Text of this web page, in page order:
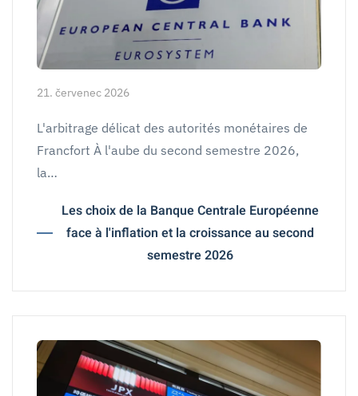
21. červenec 2026
L'arbitrage délicat des autorités monétaires de
Francfort À l'aube du second semestre 2026,
la…
Les choix de la Banque Centrale Européenne
face à l'inflation et la croissance au second
semestre 2026